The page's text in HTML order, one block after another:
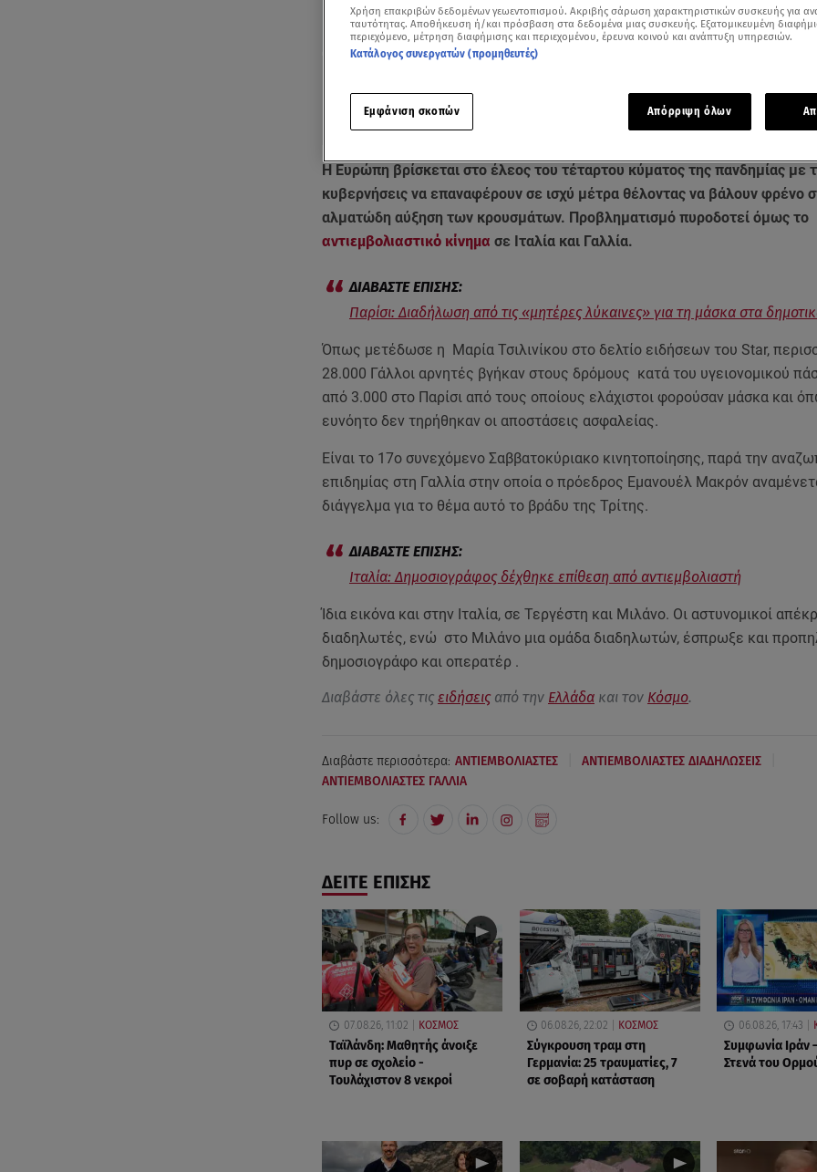
Add star.gr on Google
Η Ευρώπη βρίσκεται στο έλεος του τέταρτου κύματος της πανδημίας με
κυβερνήσεις να επαναφέρουν σε ισχύ μέτρα θέλοντας να βάλουν φρένο
αλματώδη αύξηση των κρουσμάτων. Προβληματισμό πυροδοτεί όμως το
αντιεμβολιαστικό κίνημα σε Ιταλία και Γαλλία.
Παρίσι: Διαδήλωση από τις «μητέρες λύκαινες» για τη μάσκα στα
Όπως μετέδωσε η Μαρία Τσιλινίκου στο δελτίο ειδήσεων του Star,
28.000 Γάλλοι αρνητές βγήκαν στους δρόμους κατά του υγειονομικού
από 3.000 στο Παρίσι από τους οποίους ελάχιστοι φορούσαν μάσκα και
ευνόητο δεν τηρήθηκαν οι αποστάσεις ασφαλείας.
Είναι το 17ο συνεχόμενο Σαββατοκύριακο κινητοποίησης, παρά την
επιδημίας στη Γαλλία στην οποία ο πρόεδρος Εμανουέλ Μακρόν
διάγγελμα για το θέμα αυτό το βράδυ της Τρίτης.
Ιταλία: Δημοσιογράφος δέχθηκε επίθεση από αντιεμβολιαστή
Ίδια εικόνα και στην Ιταλία, σε Τεργέστη και Μιλάνο. Οι αστυνομικοί
διαδηλωτές, ενώ στο Μιλάνο μια ομάδα διαδηλωτών, έσπρωξε και
δημοσιογράφο και οπερατέρ .
Διαβάστε όλες τις ειδήσειςαπό την Ελλάδακαι τον Κόσμο.
Διαβάστε περισσότερα: ΑΝΤΙΕΜΒΟΛΙΑΣΤΕΣ ΑΝΤΙΕΜΒΟΛΙΑΣΤΕΣ ΔΙΑΔΗΛΩΣΕΙΣ
ΑΝΤΙΕΜΒΟΛΙΑΣΤΕΣ ΓΑΛΛΙΑ
Follow us:
ΔΕΙΤΕ ΕΠΙΣΗΣ
07.08.26, 11:02 ΚΟΣΜΟΣ
Ταϊλάνδη: Μαθητής άνοιξε
πυρ σε σχολείο -
Τουλάχιστον 8 νεκροί
06.08.26, 22:02 ΚΟΣΜΟΣ
Σύγκρουση τραμ στη
Γερμανία: 25 τραυματίες, 7
σε σοβαρή κατάσταση
06.08.26, 17:43
Συμφωνία Ιράν
Στενά του
Χρήση επακριβών δεδομένων γεωεντοπισμού. Ακριβής σάρωση χαρακτηριστικών συσκευής για
ταυτότητας. Αποθήκευση ή/και πρόσβαση στα δεδομένα μιας συσκευής. Εξατομικευμένη
περιεχόμενο, μέτρηση διαφήμισης και περιεχομένου, έρευνα κοινού και ανάπτυξη υπηρεσιών.
Κατάλογος συνεργατών (προμηθευτές)
Εμφάνιση σκοπών Απόρριψη όλων